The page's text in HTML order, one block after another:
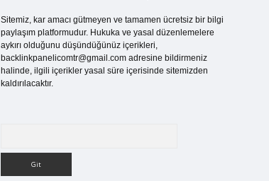
Sitemiz, kar amacı gütmeyen ve tamamen ücretsiz bir bilgi
paylaşım platformudur. Hukuka ve yasal düzenlemelere
aykırı olduğunu düşündüğünüz içerikleri,
backlinkpanelicomtr@gmail.comadresine bildirmeniz
halinde, ilgili içerikler yasal süre içerisinde sitemizden
kaldırılacaktır.